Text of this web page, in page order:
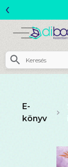
‹
E-
könyv